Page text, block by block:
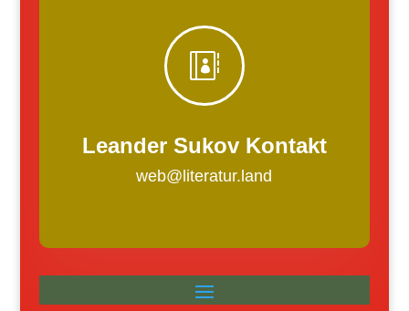

Leander Sukov Kontakt
web@literatur.land